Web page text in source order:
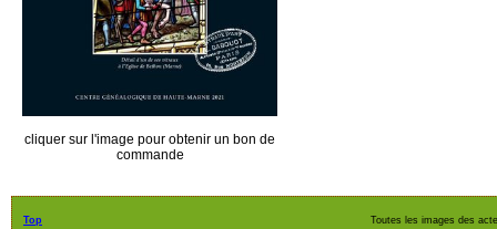
cliquer sur l'image pour obtenir un bon de
commande
Top
Toutes les images des